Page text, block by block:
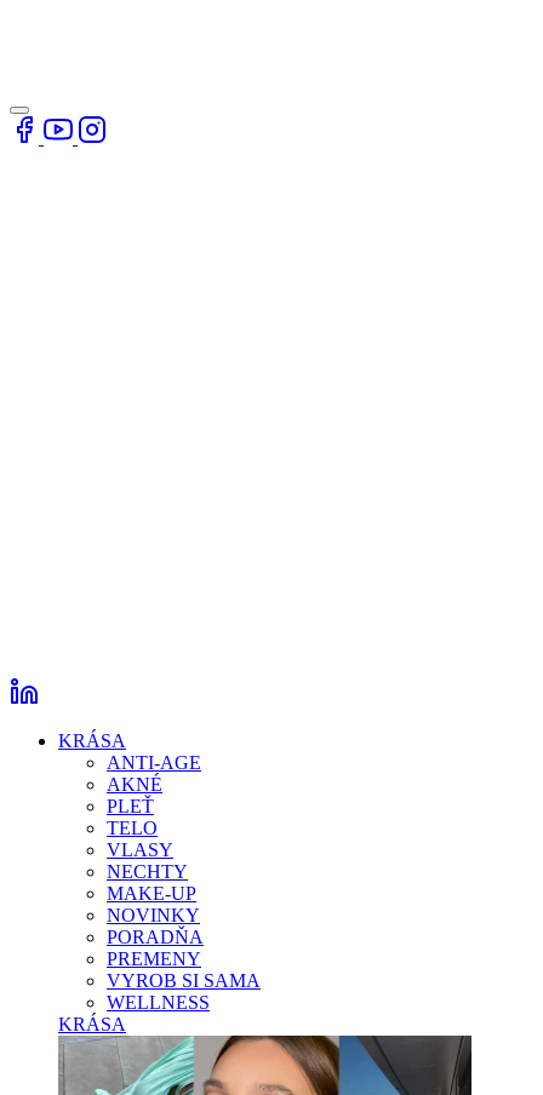
KRÁSA
ANTI-AGE
AKNÉ
PLEŤ
TELO
VLASY
NECHTY
MAKE-UP
NOVINKY
PORADŇA
PREMENY
VYROB SI SAMA
WELLNESS
KRÁSA